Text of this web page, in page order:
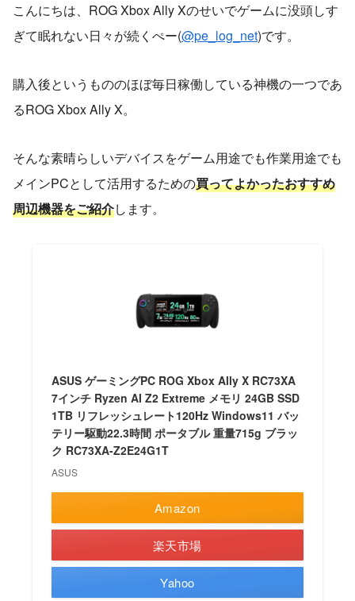
こんにちは、ROG Xbox Ally Xのせいでゲームに没頭しす
ぎて眠れない日々が続くぺー(@pe_log_net)です。
購入後というもののほぼ毎日稼働している神機の一つであ
るROG Xbox Ally X。
そんな素晴らしいデバイスをゲーム用途でも作業用途でも
メインPCとして活用するための買ってよかったおすすめ
周辺機器をご紹介します。
ASUS ゲーミングPC ROG Xbox Ally X RC73XA
7インチ Ryzen AI Z2 Extreme メモリ 24GB SSD
1TB リフレッシュレート120Hz Windows11 バッ
テリー駆動22.3時間 ポータブル 重量715g ブラッ
ク RC73XA-Z2E24G1T
ASUS
Amazon
楽天市場
Yahoo